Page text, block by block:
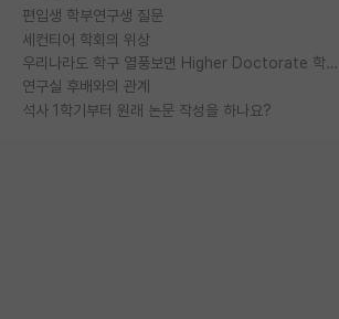
편입생 학부연구생 질문
세컨티어 학회의 위상
우리나라도 학구 열풍보면 Higher Doctorate 학위가 필요하다고 봅니다.
연구실 후배와의 관계
석사 1학기부터 원래 논문 작성을 하나요?